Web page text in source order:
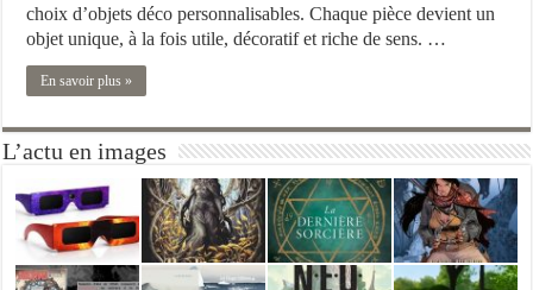
choix d’objets déco personnalisables. Chaque pièce devient un
objet unique, à la fois utile, décoratif et riche de sens. …
En savoir plus »
L’actu en images